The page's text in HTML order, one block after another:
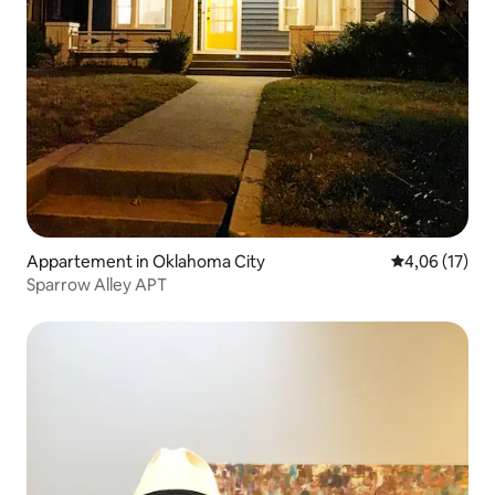
Appartement in Oklahoma City Gemiddelde
4,06 (17)
Sparrow Alley APT